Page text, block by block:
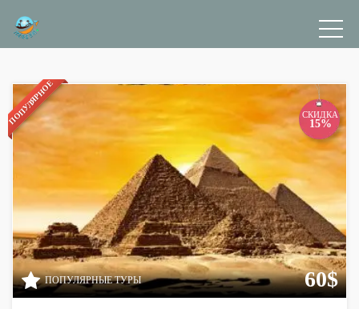
изШарм эль Шейха
ПОПУЛЯРНОЕ СКИДКА
15%
ПОПУЛЯРНЫЕ ТУРЫ 60$